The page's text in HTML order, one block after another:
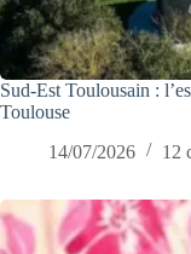
Sud-Est Toulousain :
Toulouse
14/07/2026
12